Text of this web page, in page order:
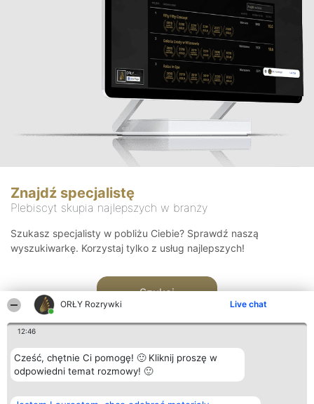
ORŁY Rozrywki Live chat
12:46
Cześć, chętnie Ci pomogę! 🙂 Kliknij proszę w
odpowiedni temat rozmowy! 🙂
Znajdź specjalistę
Plebiscyt skupia najlepszych w branży
Szukasz specjalisty w pobliżu Ciebie? Sprawdź naszą
wyszukiwarkę. Korzystaj tylko z usług najlepszych!
Szukaj
Organizator plebiscytu Plebiscyt Kontakt